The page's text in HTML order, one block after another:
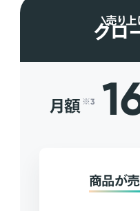
売り
グロ
月額 ※3
商品が